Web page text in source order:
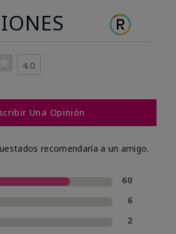
4.0
Una Opinión
recomendaría a un amigo.
60
6
2